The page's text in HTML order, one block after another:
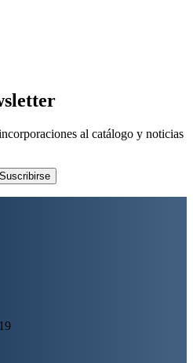
al catálogo y noticias
Suscribirse